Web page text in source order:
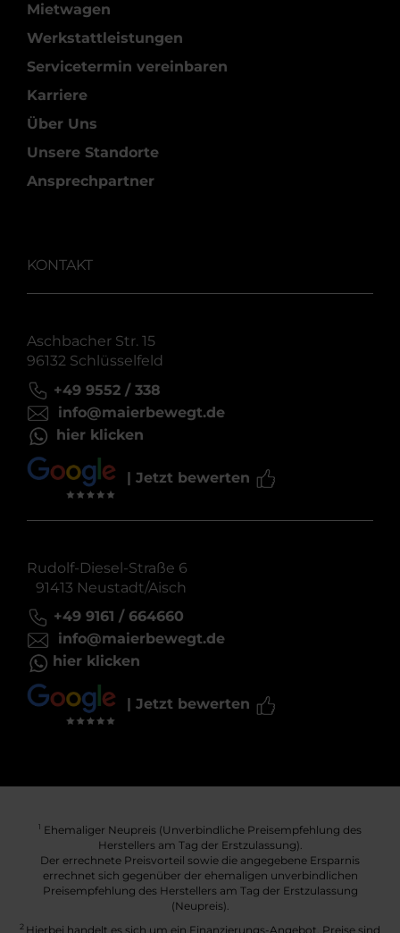
Mietwagen
Werkstattleistungen
Servicetermin vereinbaren
Karriere
Über Uns
Unsere Standorte
Ansprechpartner
KONTAKT
Aschbacher Str. 15
96132 Schlüsselfeld
+49 9552 / 338
info@maierbewegt.de
hier klicken
| Jetzt bewerten
Rudolf-Diesel-Straße 6
91413 Neustadt/Aisch
+49 9161 / 664660
info@maierbewegt.de
hier klicken
| Jetzt bewerten
1
Ehemaliger Neupreis (Unverbindliche Preisempfehlung des
Herstellers am Tag der Erstzulassung).
Der errechnete Preisvorteil sowie die angegebene Ersparnis
errechnet sich gegenüber der ehemaligen unverbindlichen
Preisempfehlung des Herstellers am Tag der Erstzulassung
(Neupreis).
2 Hierbei handelt es sich um ein Finanzierungs-Angebot. Preise sind